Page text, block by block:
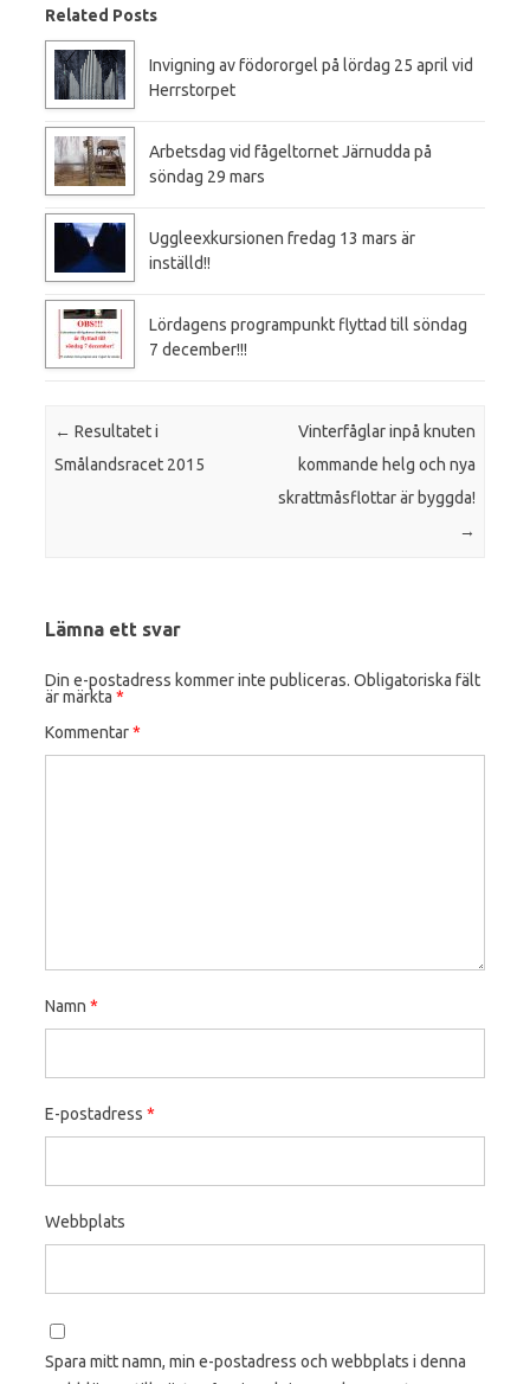
Related Posts
Invigning av födororgel på lördag 25 april vid
Herrstorpet
Arbetsdag vid fågeltornet Järnudda på
söndag 29 mars
Uggleexkursionen fredag 13 mars är
inställd!!
Lördagens programpunkt flyttad till söndag
7 december!!!
Post navigation
← Resultatet i
Smålandsracet 2015
Vinterfåglar inpå knuten
kommande helg och nya
skrattmåsflottar är byggda!
→
Lämna ett svar
Din e-postadress kommer inte publiceras. Obligatoriska fält
är märkta *
Kommentar*
Namn *
E-postadress *
Webbplats
Spara mitt namn, min e-postadress och webbplats i denna